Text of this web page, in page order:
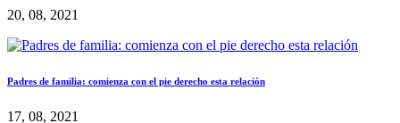
20, 08, 2021
Padres de familia: comienza con el pie derecho esta relación
17, 08, 2021